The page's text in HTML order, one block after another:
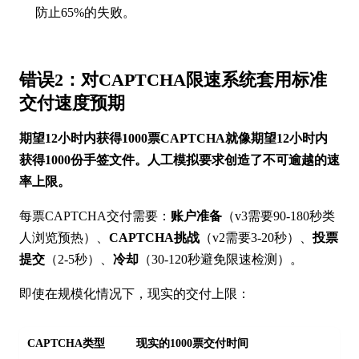
防止65%的失败。
错误2：对CAPTCHA限速系统套用标准
交付速度预期
期望12小时内获得1000票CAPTCHA就像期望12小时内
获得1000份手签文件。人工模拟要求创造了不可逾越的速
率上限。
每票CAPTCHA交付需要： 账户准备 （v3需要90-180秒类
人浏览预热）、 CAPTCHA挑战 （v2需要3-20秒）、投票
提交 （2-5秒）、 冷却 （30-120秒避免限速检测）。
即使在规模化情况下，现实的交付上限：
CAPTCHA类型 现实的1000票交付时间